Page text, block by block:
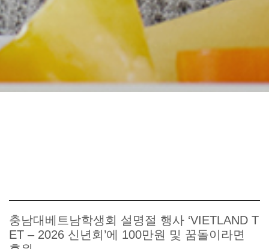
충남대베트남학생회 설명절 행사 ‘VIETLAND T
ET – 2026 신년회’에 100만원 및 꿈돌이라면